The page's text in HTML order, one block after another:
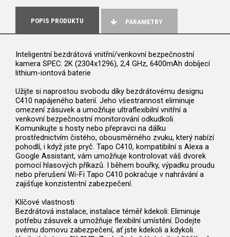
POPIS PRODUKTU PARAMETRY
Inteligentní bezdrátová vnitřní/venkovní bezpečnostní
kamera SPEC: 2K (2304x1296), 2,4 GHz, 6400mAh dobíjecí
lithium-iontová baterie
Užijte si naprostou svobodu díky bezdrátovému designu
C410 napájeného baterií. Jeho všestrannost eliminuje
omezení zásuvek a umožňuje ultraflexibilní vnitřní a
venkovní bezpečnostní monitorování odkudkoli.
Komunikujte s hosty nebo přepravci na dálku
prostřednictvím čistého, obousměrného zvuku, který nabízí
pohodlí, i když jste pryč. Tapo C410, kompatibilní s Alexa a
Google Assistant, vám umožňuje kontrolovat váš dvorek
pomocí hlasových příkazů. I během bouřky, výpadku proudu
nebo přerušení Wi-Fi Tapo C410 pokračuje v nahrávání a
zajišťuje konzistentní zabezpečení.
Klíčové vlastnosti
Bezdrátová instalace, instalace téměř kdekoli: Eliminuje
potřebu zásuvek a umožňuje flexibilní umístění. Dodejte
svému domovu zabezpečení, ať jste kdekoli a kdykoli.